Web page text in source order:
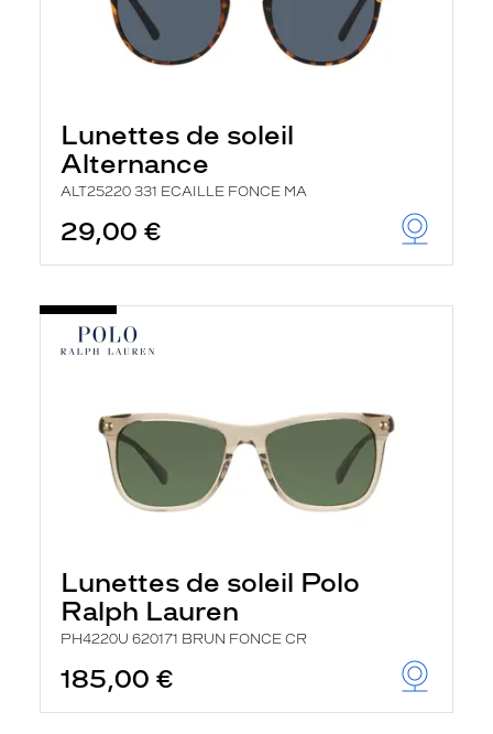
Lunettes de soleil
Alternance
ALT25220 331 ECAILLE FONCE MA
29,00 €
Lunettes de soleil Polo
Ralph Lauren
PH4220U 620171 BRUN FONCE CR
185,00 €